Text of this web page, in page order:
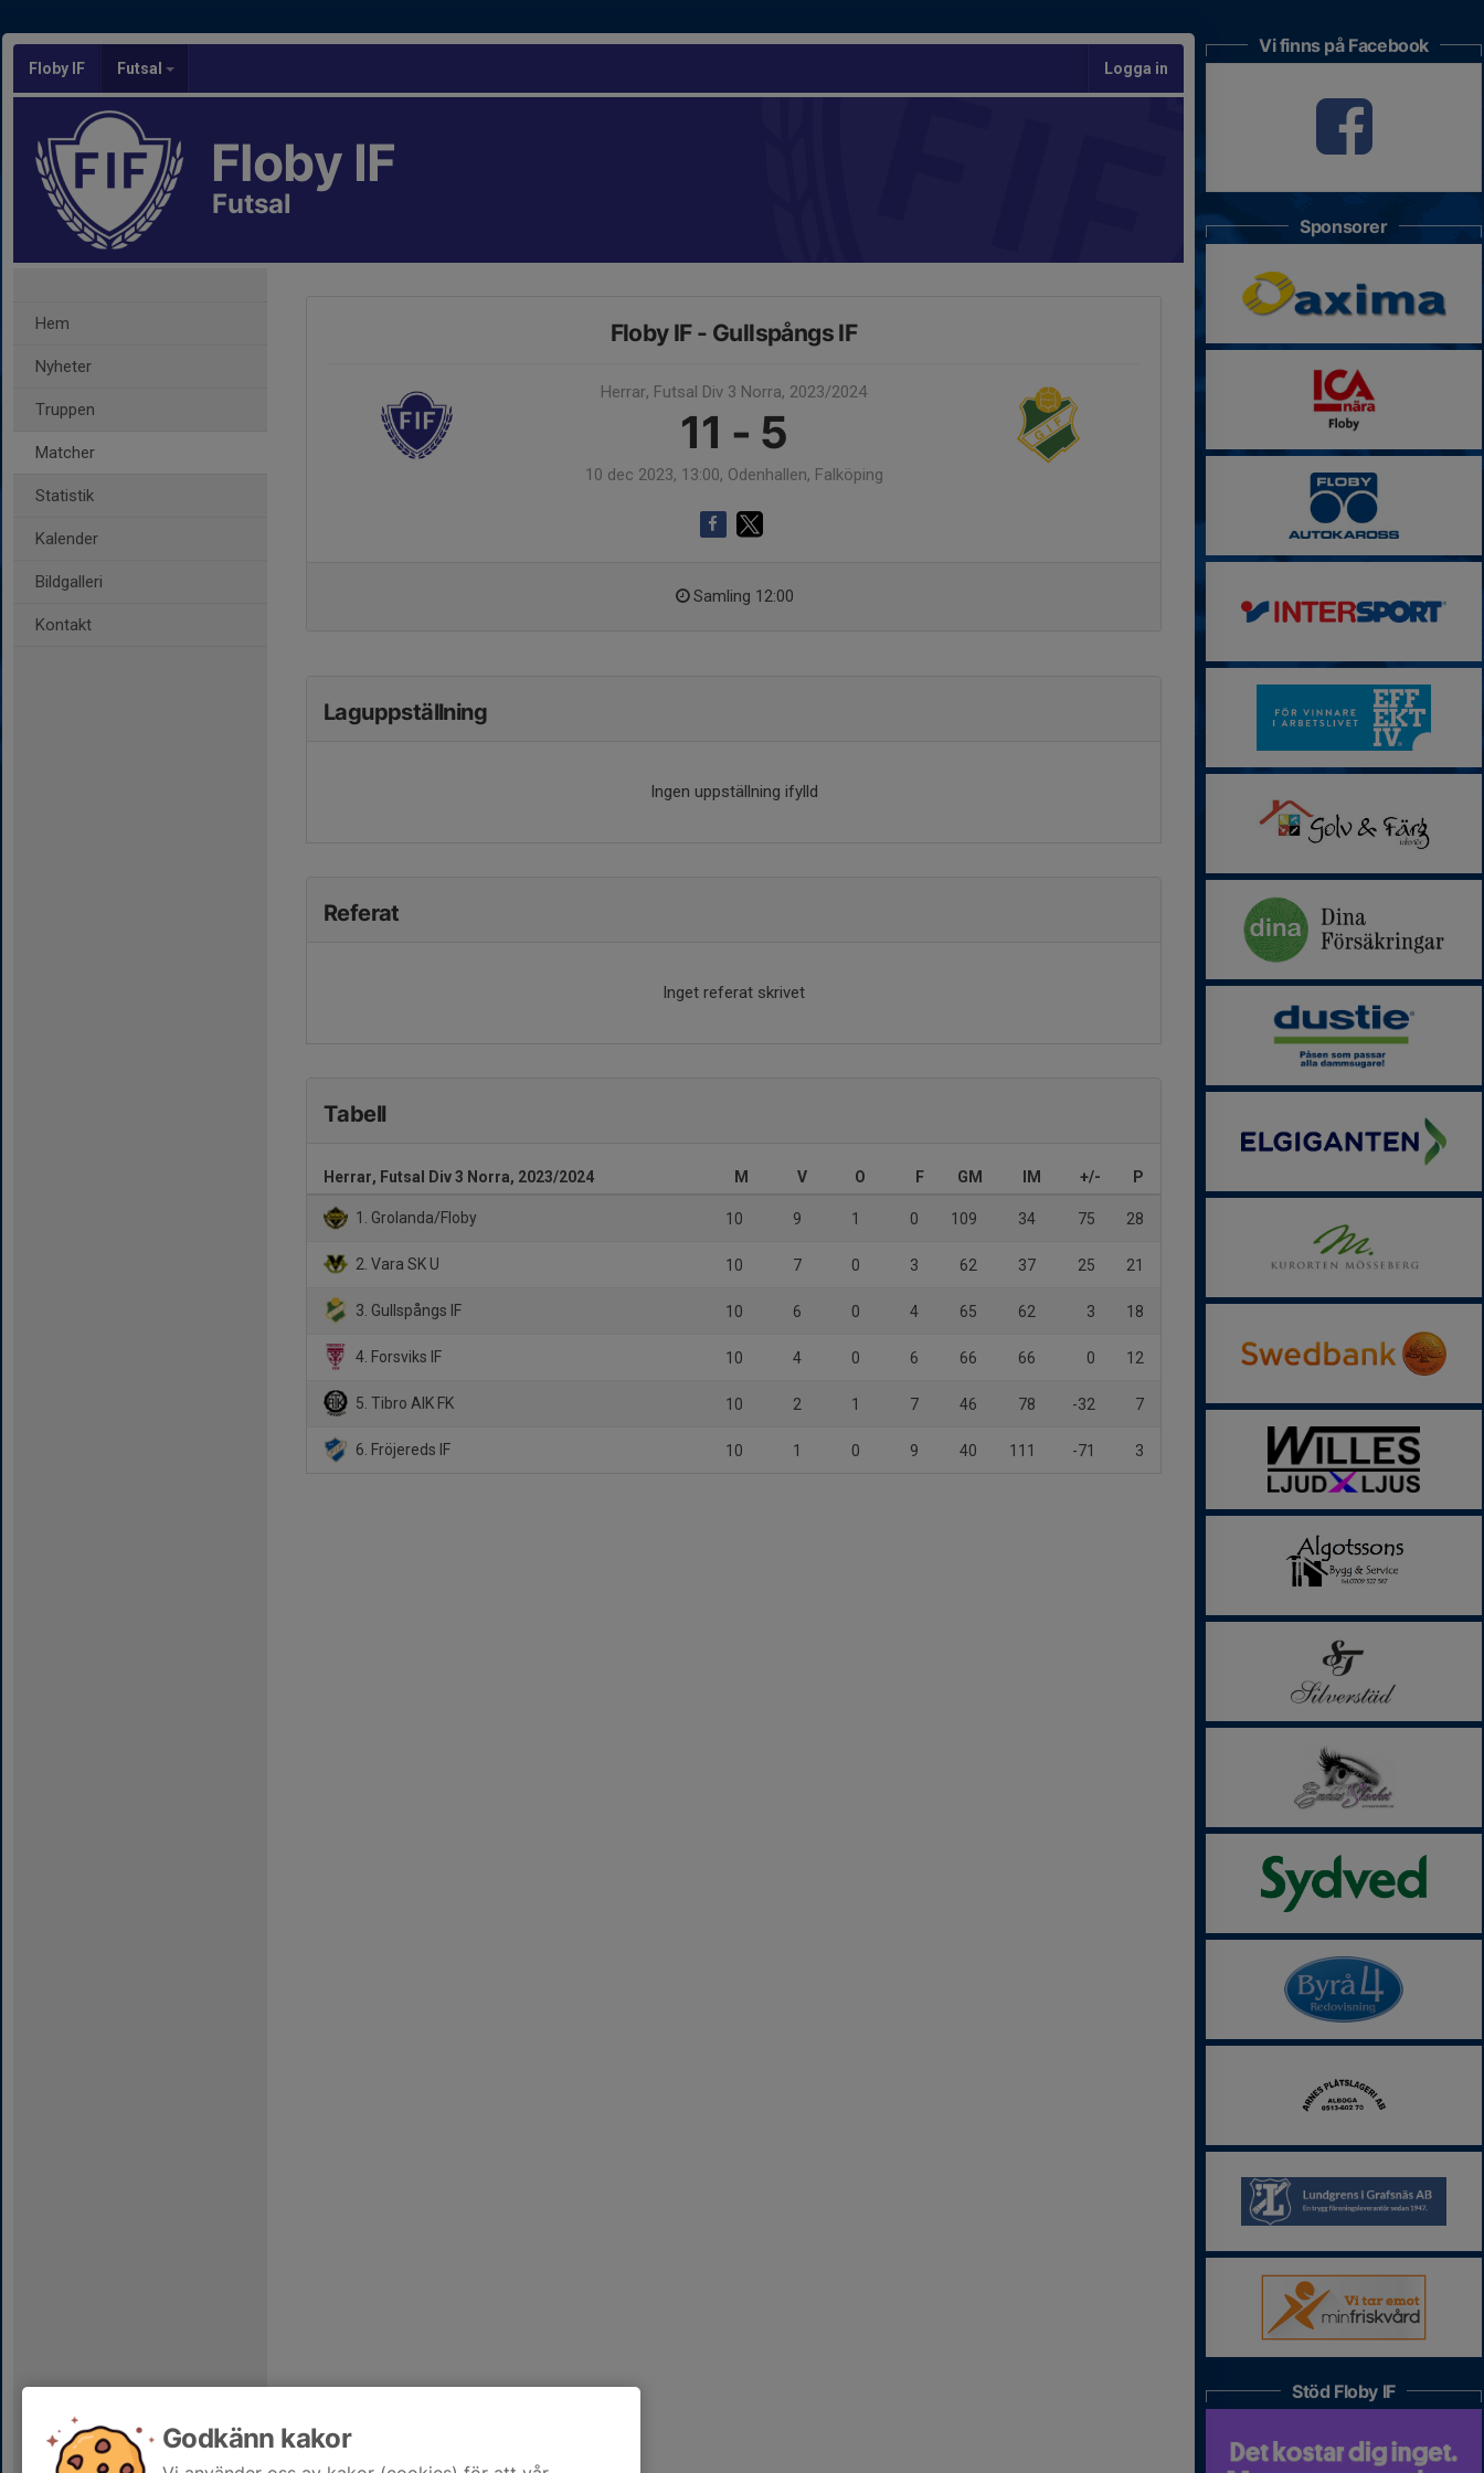
Floby IF Futsal Logga in
Floby IF
Futsal
Hem
Nyheter
Truppen
Matcher
Statistik
Kalender
Bildgalleri
Kontakt
Floby IF - Gullspångs IF
Herrar, Futsal Div 3 Norra, 2023/2024
11 - 5
10 dec 2023, 13:00, Odenhallen, Falköping
Samling 12:00
Laguppställning
Ingen uppställning ifylld
Referat
Inget referat skrivet
Tabell
Herrar, Futsal Div 3 Norra, 2023/2024 M V O F GM IM +/- P
1. Grolanda/Floby 10 9 1 0 109 34 75 28
2. Vara SK U 10 7 0 3 62 37 25 21
3. Gullspångs IF 10 6 0 4 65 62 3 18
4. Forsviks IF 10 4 0 6 66 66 0 12
5. Tibro AIK FK 10 2 1 7 46 78 -32 7
6. Fröjereds IF 10 1 0 9 40 111 -71 3
Vi finns på Facebook
Sponsorer
Stöd Floby IF
Godkänn kakor